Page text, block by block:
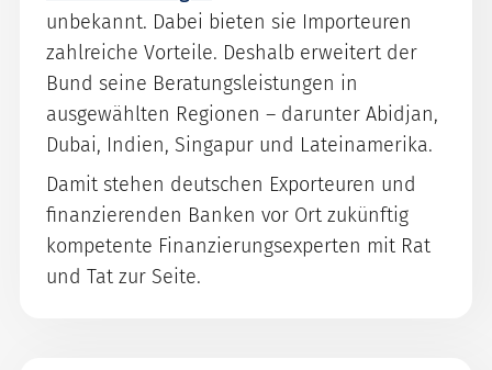
unbekannt. Dabei bieten sie Importeuren
zahlreiche Vorteile. Deshalb erweitert der
Bund seine Beratungsleistungen in
ausgewählten Regionen – darunter Abidjan,
Dubai, Indien, Singapur und Lateinamerika.
Damit stehen deutschen Exporteuren und
finanzierenden Banken vor Ort zukünftig
kompetente Finanzierungsexperten mit Rat
und Tat zur Seite.